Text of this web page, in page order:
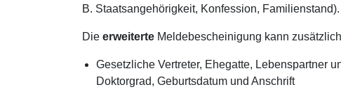
B. Staatsangehörigkeit, Konfession, Familienstand).
Die erweiterte Meldebescheinigung kann
Gesetzliche Vertreter, Ehegatte, Lebenspartner
Doktorgrad, Geburtsdatum und Anschrift